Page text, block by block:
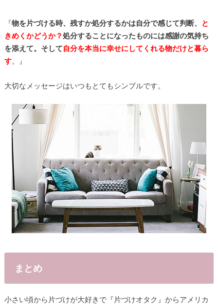
『物を片づける時、残すか処分するかは自分で感じて判断、
と
きめくかどうか？処分することになったものには感謝の気持ち
を添えて。そして自分を本当に幸せにしてくれる物だけと暮ら
す。』
大切なメッセージはいつもとてもシンプルです。
まとめ
小さい頃から片づけが大好きで『片づけオタク』からアメリカ